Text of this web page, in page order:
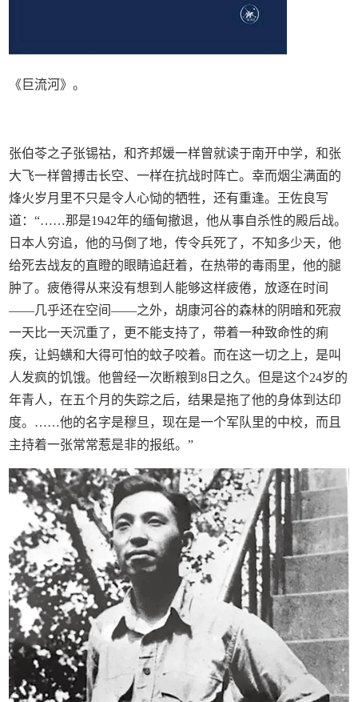
《巨流河》。
张伯苓之子张锡祜，和齐邦媛一样曾就读于南开中学，和张
大飞一样曾搏击长空、一样在抗战时阵亡。幸而烟尘满面的
烽火岁月里不只是令人心恸的牺牲，还有重逢。王佐良写
道：“……那是1942年的缅甸撤退，他从事自杀性的殿后战。
日本人穷追，他的马倒了地，传令兵死了，不知多少天，他
给死去战友的直瞪的眼睛追赶着，在热带的毒雨里，他的腿
肿了。疲倦得从来没有想到人能够这样疲倦，放逐在时间
——几乎还在空间——之外，胡康河谷的森林的阴暗和死寂
一天比一天沉重了，更不能支持了，带着一种致命性的痢
疾，让蚂蟥和大得可怕的蚊子咬着。而在这一切之上，是叫
人发疯的饥饿。他曾经一次断粮到8日之久。但是这个24岁的
年青人，在五个月的失踪之后，结果是拖了他的身体到达印
度。……他的名字是穆旦，现在是一个军队里的中校，而且
主持着一张常常惹是非的报纸。”